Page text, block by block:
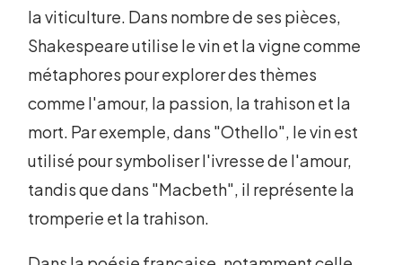
la viticulture. Dans nombre de ses pièces,
Shakespeare utilise le vin et la vigne comme
métaphores pour explorer des thèmes
comme l'amour, la passion, la trahison et la
mort. Par exemple, dans "Othello", le vin est
utilisé pour symboliser l'ivresse de l'amour,
tandis que dans "Macbeth", il représente la
tromperie et la trahison.